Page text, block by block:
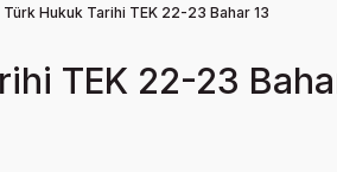
Türk Hukuk Tarihi TEK 22-23 Bahar 13
TEK 22-23